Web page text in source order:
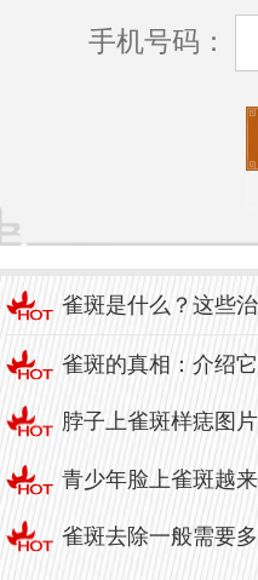
线可以刺激皮肤
色素，从而导致
阳或在紫外线下
4. 皮肤状态
皮肤的健康状况也
果过于干燥或敏感
从而形成雀斑。此
况下也可能出现色
5. 环境因素
手机号码：
雀斑是什么？这些
雀斑的真相：介绍
脖子上雀斑样痣图片
青少年脸上雀斑越
雀斑去除一般需要